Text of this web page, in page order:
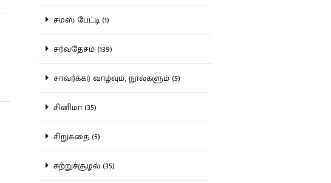
சமஸ் பேட்டி (1)
சர்வதேசம் (139)
சாவர்க்கர் வாழ்வும், நூல்களும் (5)
சினிமா (35)
சிறுகதை (5)
சுற்றுச்சூழல் (35)